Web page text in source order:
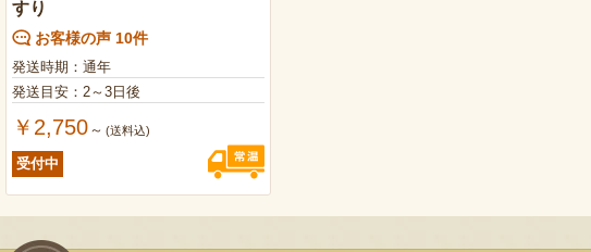
すり
お客様の声 10件
発送時期：通年
発送目安：2～3日後
￥2,750 ～ (送料込)
受付中